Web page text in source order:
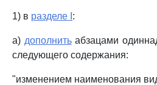
1) в разделе I :
а) дополнитьабзацами
следующего содержания:
"изменением наименования